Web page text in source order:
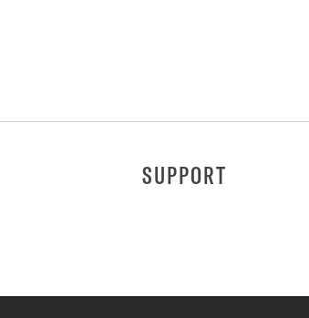
SUPPORT